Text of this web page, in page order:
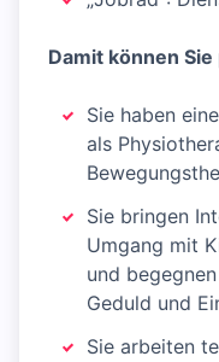
Damit können
Sie haben
als
Sie bringen
Umgang mit
und
Geduld und
Sie arbeiten